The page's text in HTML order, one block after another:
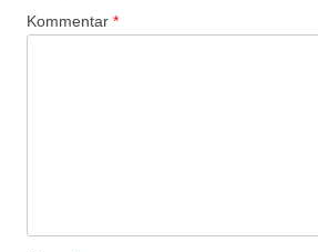
Kommentar *